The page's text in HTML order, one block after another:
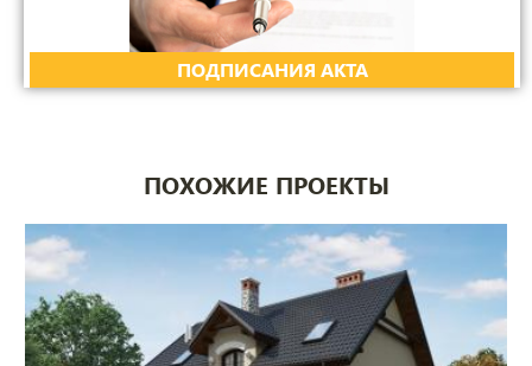
ПОДПИСАНИЯ АКТА
ПОХОЖИЕ ПРОЕКТЫ